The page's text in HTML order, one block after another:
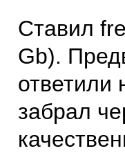
Ставил
Gb).
ответили
забрал